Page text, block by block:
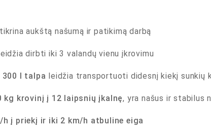
aukštą našumą ir patikimą darbą
dirbti iki 3 valandų vienu įkrovimu
l talpa leidžia transportuoti didesnį kiekį sunkių
kg krovinį į 12 laipsnių įkalnę, yra našus ir stabilus
h į priekį ir iki 2 km/h atbuline eiga